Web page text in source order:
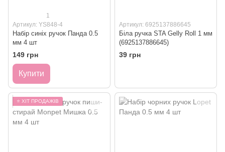
1
Артикул: YS848-4
Набір синіх ручок Панда 0.5
мм 4 шт
149 грн
Купити
Артикул: 6925137886645
Біла ручка STA Gelly Roll 1 мм
(6925137886645)
39 грн
⭐ ХІТ ПРОДАЖІВ